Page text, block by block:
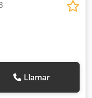
Llamar